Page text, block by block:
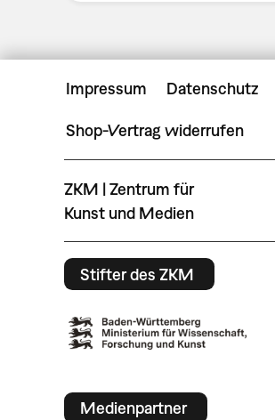
Impressum Datenschutz
Shop-Vertrag widerrufen
ZKM | Zentrum für
Kunst und Medien
Stifter des ZKM
Medienpartner